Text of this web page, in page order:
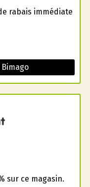
rabais immédiate
sur ce magasin.